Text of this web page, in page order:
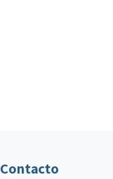
Contacto